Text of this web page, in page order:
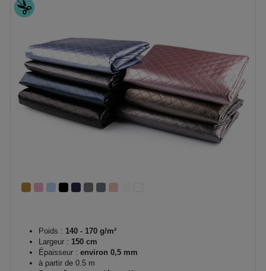
Poids : 140 - 170 g/m²
Largeur : 150 cm
Épaisseur : environ 0,5 mm
à partir de 0.5 m